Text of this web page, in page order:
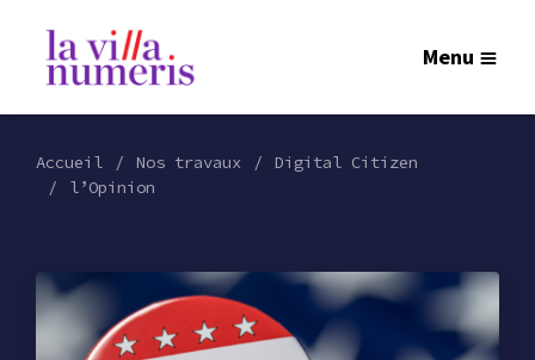
Menu
Accueil Nos travaux
Digital Citizen
l’Opinion